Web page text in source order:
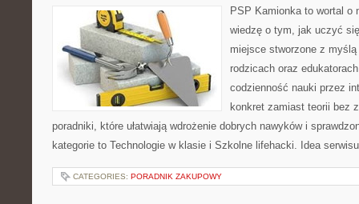
PSP Kamionka to wortal o
wiedzę o tym, jak uczyć
miejsce stworzone z
rodzicach oraz
codzienność nauki przez
konkret zamiast teorii bez
poradniki, które ułatwiają wdrożenie dobrych nawyków i
kategorie to Technologie w klasie i Szkolne lifehacki. Idea
CATEGORIES: PORADNIK ZAKUPOWY